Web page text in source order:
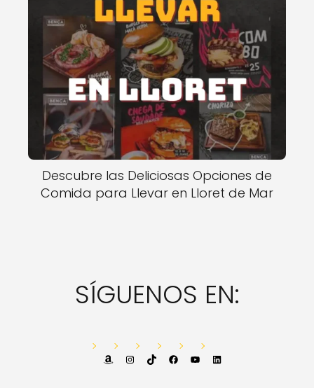
Descubre las Deliciosas Opciones de
Comida para Llevar en Lloret de Mar
SÍGUENOS EN:
AmazonInstagram
TikTok FacebookYouTube